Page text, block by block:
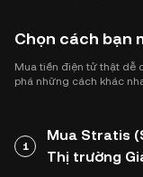
Chọn cách bạn
Mua tiền điện tử thật dễ
phá những cách khác
1
Mua Stratis
Thị trường